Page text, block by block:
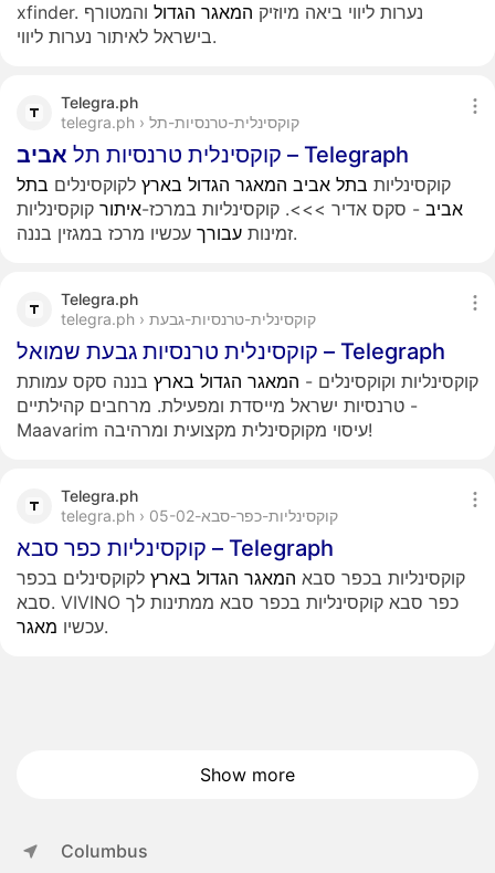
xfinder. נערות ליווי ביאה מיוזיק המאגר הגדול והמטורף
בישראל לאיתור נערות ליווי.
Telegra.ph
telegra.ph › קוקסינלית-טרנסיות-תל
קוקסינלית טרנסיות תל אביב – Telegraph
קוקסינליות בתל אביב המאגר הגדול בארץ לקוקסינלים בתל
אביב - סקס אדיר >>>. קוקסינליות במרכז-איתור קוקסינליות
זמינות עבורך עכשיו מרכז במגזין בננה.
Telegra.ph
telegra.ph › קוקסינלית-טרנסיות-גבעת
קוקסינלית טרנסיות גבעת שמואל – Telegraph
קוקסינליות וקוקסינלים - המאגר הגדול בארץ בננה סקס עמותת
טרנסיות ישראל מייסדת ומפעילת. מרחבים קהילתיים -
Maavarim עיסוי מקוקסינלית מקצועית ומרהיבה!
Telegra.ph
telegra.ph › קוקסינליות-כפר-סבא-05-02
קוקסינליות כפר סבא – Telegraph
קוקסינליות בכפר סבא המאגר הגדול בארץ לקוקסינלים בכפר
סבא. VIVINO כפר סבא קוקסינליות בכפר סבא ממתינות לך
עכשיו מאגר .
Show more
Columbus